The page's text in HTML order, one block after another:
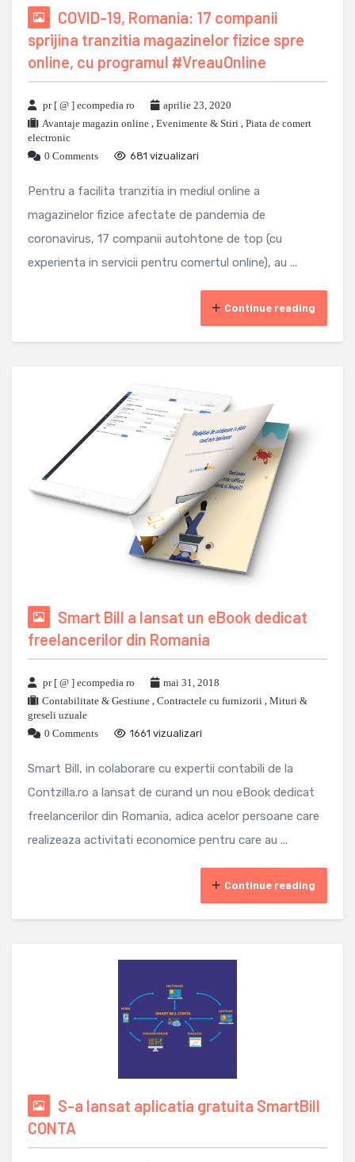
COVID-19, Romania: 17 companii
sprijina tranzitia magazinelor fizice spre
online, cu programul #VreauOnline
pr [ @ ] ecompedia ro
aprilie 23, 2020
Avantaje magazin online , Evenimente & Stiri , Piata de comert
electronic
0 Comments
681 vizualizari
Pentru a facilita tranzitia in mediul online a
magazinelor fizice afectate de pandemia de
coronavirus, 17 companii autohtone de top (cu
experienta in servicii pentru comertul online), au ...
Continue reading
Smart Bill a lansat un eBook dedicat
freelancerilor din Romania
pr [ @ ] ecompedia ro
mai 31, 2018
Contabilitate & Gestiune , Contractele cu furnizorii , Mituri &
greseli uzuale
0 Comments
1661 vizualizari
Smart Bill, in colaborare cu expertii contabili de la
Contzilla.ro a lansat de curand un nou eBook dedicat
freelancerilor din Romania, adica acelor persoane care
realizeaza activitati economice pentru care au ...
Continue reading
S-a lansat aplicatia gratuita SmartBill
CONTA